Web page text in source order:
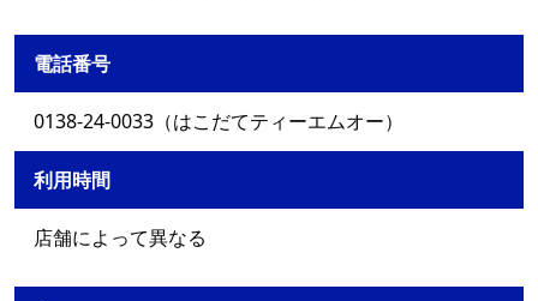
電話番号
0138-24-0033（はこだてティーエムオー）
利用時間
店舗によって異なる